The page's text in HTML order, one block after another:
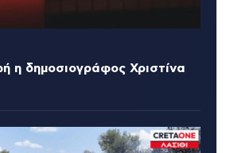
η δημοσιογράφος Χριστίνα